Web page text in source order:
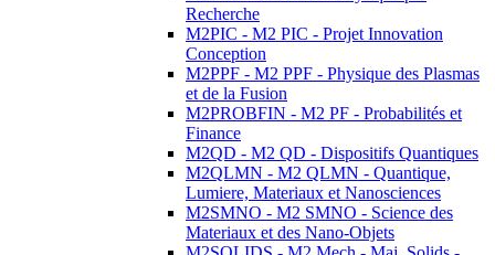
Recherche
M2PIC - M2 PIC - Projet Innovation
Conception
M2PPF - M2 PPF - Physique des Plasmas
et de la Fusion
M2PROBFIN - M2 PF - Probabilités et
Finance
M2QD - M2 QD - Dispositifs Quantiques
M2QLMN - M2 QLMN - Quantique,
Lumiere, Materiaux et Nanosciences
M2SMNO - M2 SMNO - Science des
Materiaux et des Nano-Objets